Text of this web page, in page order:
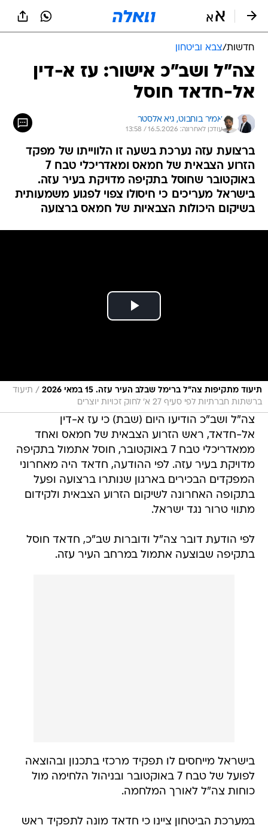
חדשות/צבא וביטחון
צה"ל ושב"כ אישור: עז א-דין
אל-חדאד חוסל
אמיר בוחבוט, גיא אלסטר
עודכן לאחרונה: 16.5.2026 / 13:58
ברצועת עזה נערכת בשעה זו הלווייתו של מפקד
הזרוע הצבאית של חמאס ומאדריכלי טבח 7
באוקטובר שחוסל בתקיפה מדויקת בעיר עזה.
בישראל מעריכים כי חיסולו צפוי לפגוע משמעותית
בשיקום היכולות הצבאיות של חמאס ברצועה
תיעוד מתקיפות צה"ל ברימל שבלב העיר עזה. 15 במאי 2026 / תיעוד
ברשתות חברתיות לפי סעיף 27 א' לחוק זכויות יוצרים
צה"ל ושב"כ הודיעו היום (שבת) כי עז א-דין
אל-חדאד, ראש הזרוע הצבאית של חמאס ואחד
ממאדריכלי טבח 7 באוקטובר, חוסל אתמול בתקיפה
מדויקת בעיר עזה. לפי ההודעה, חדאד היה מאחרוני
המפקדים הבכירים בארגון שנותרו ברצועה ופעל
בתקופה האחרונה לשיקום הזרוע הצבאית ולקידום
מתווי טרור נגד ישראל.
לפי הודעת דובר צה"ל ודוברות שב"כ, חדאד חוסל
בתקיפה שבוצעה אתמול במרחב העיר עזה.
בישראל מייחסים לו תפקיד מרכזי בתכנון ובהוצאה
לפועל של טבח 7 באוקטובר ובניהול הלחימה מול
כוחות צה"ל לאורך המלחמה.
במערכת הביטחון ציינו כי חדאד מונה לתפקיד ראש